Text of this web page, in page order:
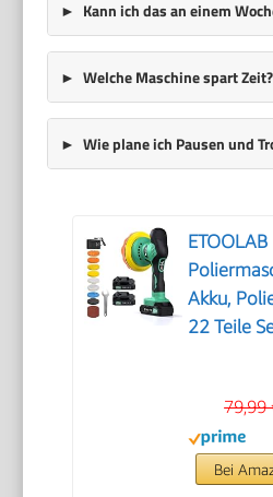
Kann ich das an einem
Welche Maschine spart Zeit?
Wie plane ich Pausen und
ETOOLAB
Akku,
22 Teile
79,99
Bei